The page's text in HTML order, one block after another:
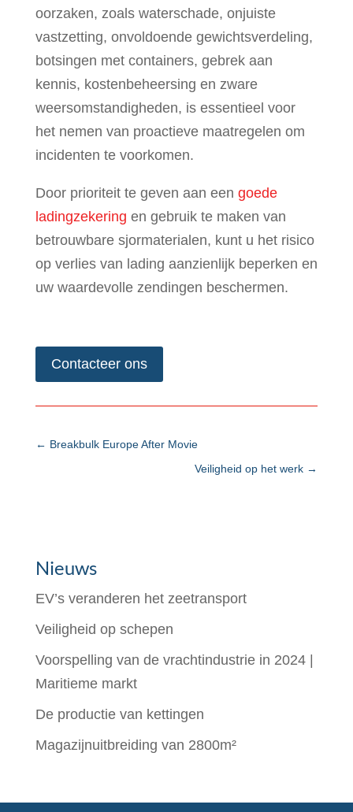
oorzaken, zoals waterschade, onjuiste
vastzetting, onvoldoende gewichtsverdeling,
botsingen met containers, gebrek aan
kennis, kostenbeheersing en zware
weersomstandigheden, is essentieel voor
het nemen van proactieve maatregelen om
incidenten te voorkomen.
Door prioriteit te geven aan een goede
ladingzekering en gebruik te maken van
betrouwbare sjormaterialen, kunt u het risico
op verlies van lading aanzienlijk beperken en
uw waardevolle zendingen beschermen.
Contacteer ons
← Breakbulk Europe After Movie
Veiligheid op het werk →
Nieuws
EV’s veranderen het zeetransport
Veiligheid op schepen
Voorspelling van de vrachtindustrie in 2024 |
Maritieme markt
De productie van kettingen
Magazijnuitbreiding van 2800m²